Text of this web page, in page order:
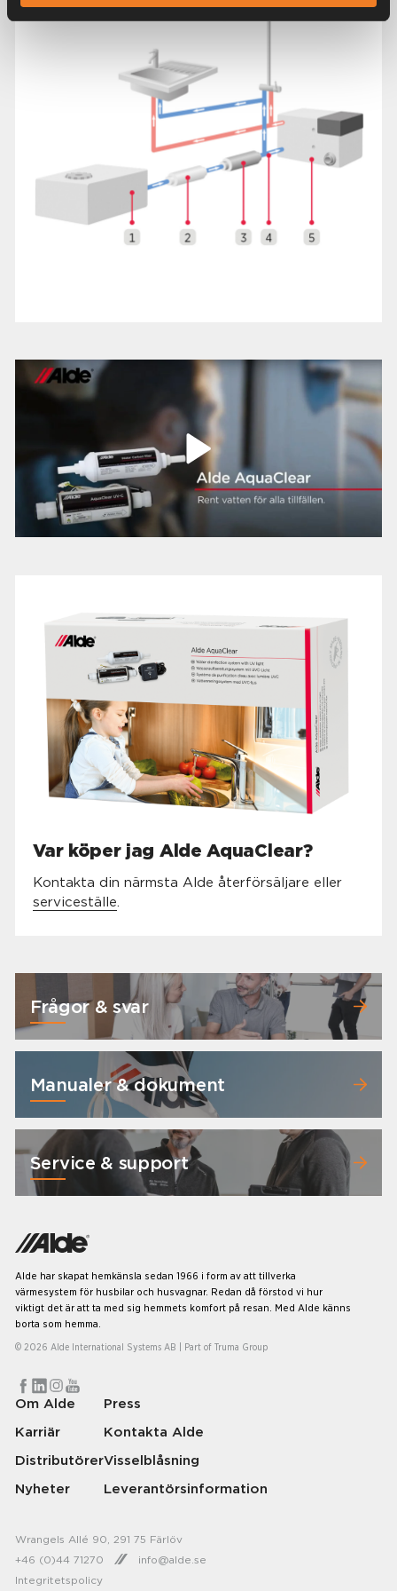
Var köper jag Alde AquaClear?
Kontakta din närmsta Alde återförsäljare eller
serviceställe.
Frågor & svar
Manualer & dokument
Service & support
Alde har skapat hemkänsla sedan 1966 i form av att tillverka
värmesystem för husbilar och husvagnar. Redan då förstod vi hur
viktigt det är att ta med sig hemmets komfort på resan. Med Alde känns
borta som hemma.
© 2026 Alde International Systems AB | Part of Truma Group
Om Alde
Karriär
Distributörer
Nyheter
Press
Kontakta Alde
Visselblåsning
Leverantörsinformation
Integritetspolicy
Wrangels Allé 90, 291 75 Färlöv
+46 (0)44 71270
info@alde.se